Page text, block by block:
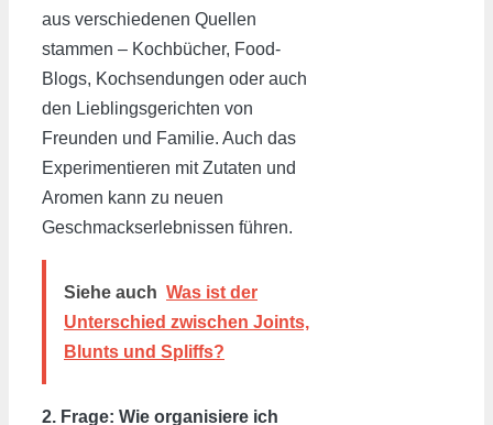
aus verschiedenen Quellen
stammen – Kochbücher, Food-
Blogs, Kochsendungen oder auch
den Lieblingsgerichten von
Freunden und Familie. Auch das
Experimentieren mit Zutaten und
Aromen kann zu neuen
Geschmackserlebnissen führen.
Siehe auch Was ist der
Unterschied zwischen Joints,
Blunts und Spliffs?
2. Frage: Wie organisiere ich